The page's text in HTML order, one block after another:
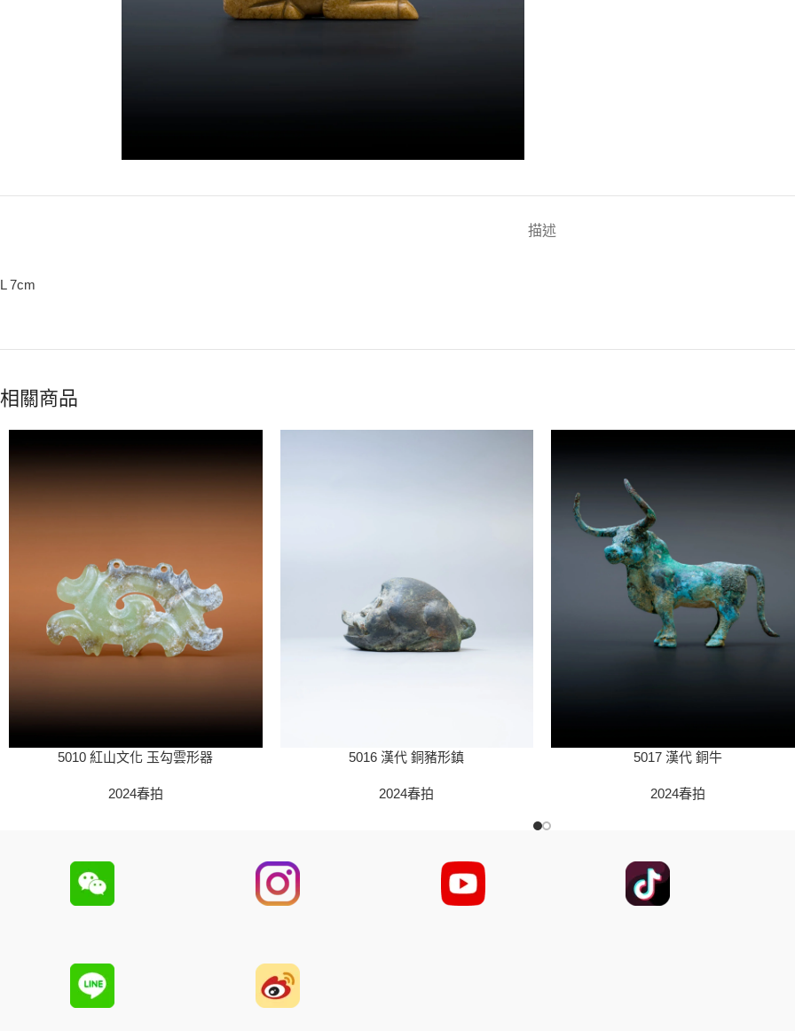
描述
L 7cm
相關商品
5010 紅山文化 玉勾雲形器
2024春拍
5016 漢代 銅豬形鎮
2024春拍
5017 漢代 銅牛
2024春拍